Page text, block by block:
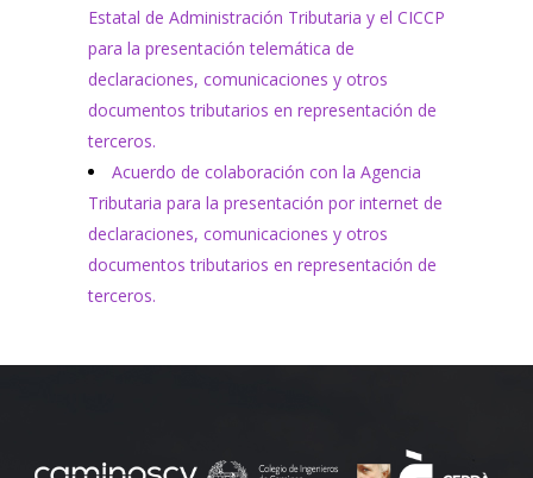
Estatal de Administración Tributaria y el CICCP
para la presentación telemática de
declaraciones, comunicaciones y otros
documentos tributarios en representación de
terceros.
Acuerdo de colaboración con la Agencia
Tributaria para la presentación por internet de
declaraciones, comunicaciones y otros
documentos tributarios en representación de
terceros.